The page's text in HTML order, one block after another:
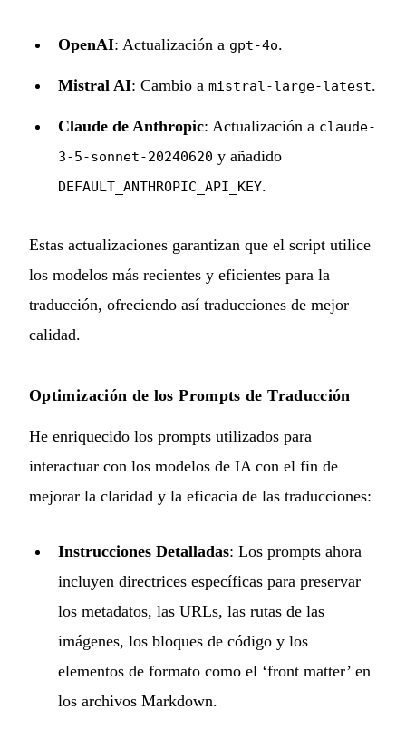
OpenAI: Actualización a gpt-4o.
Mistral AI: Cambio a mistral-large-latest.
Claude de Anthropic: Actualización a claude-
3-5-sonnet-20240620 y añadido
DEFAULT_ANTHROPIC_API_KEY.
Estas actualizaciones garantizan que el script utilice
los modelos más recientes y eficientes para la
traducción, ofreciendo así traducciones de mejor
calidad.
Optimización de los Prompts de Traducción
He enriquecido los prompts utilizados para
interactuar con los modelos de IA con el fin de
mejorar la claridad y la eficacia de las traducciones:
Instrucciones Detalladas: Los prompts ahora
incluyen directrices específicas para preservar
los metadatos, las URLs, las rutas de las
imágenes, los bloques de código y los
elementos de formato como el ‘front matter’ en
los archivos Markdown.